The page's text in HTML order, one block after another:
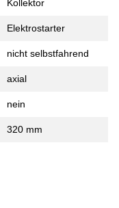
Kollektor
Elektrostarter
nicht selbstfahrend
axial
nein
320 mm